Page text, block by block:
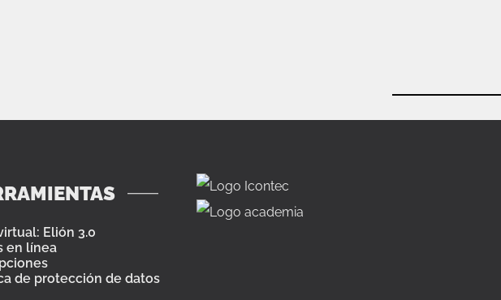
Elión 3.0
en línea
de protección de datos